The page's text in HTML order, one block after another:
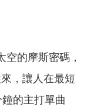
空的摩斯密碼，
，讓人在最短
的主打單曲